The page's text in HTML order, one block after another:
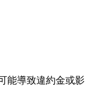
能導致違約金或影